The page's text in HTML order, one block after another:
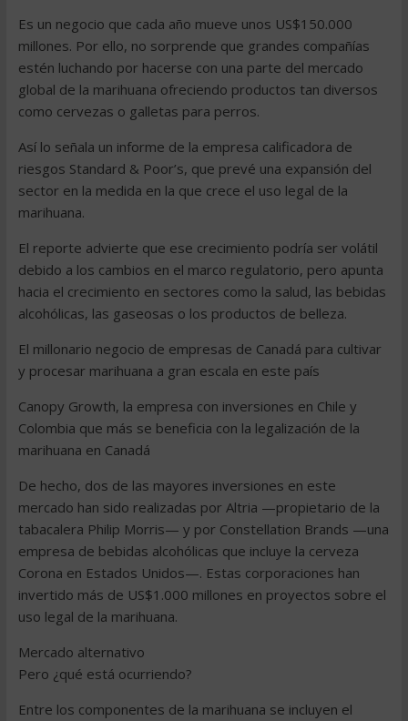
Es un negocio que cada año mueve unos US$150.000
millones. Por ello, no sorprende que grandes compañías
estén luchando por hacerse con una parte del mercado
global de la marihuana ofreciendo productos tan diversos
como cervezas o galletas para perros.
Así lo señala un informe de la empresa calificadora de
riesgos Standard & Poor’s, que prevé una expansión del
sector en la medida en la que crece el uso legal de la
marihuana.
El reporte advierte que ese crecimiento podría ser volátil
debido a los cambios en el marco regulatorio, pero apunta
hacia el crecimiento en sectores como la salud, las bebidas
alcohólicas, las gaseosas o los productos de belleza.
El millonario negocio de empresas de Canadá para cultivar
y procesar marihuana a gran escala en este país
Canopy Growth, la empresa con inversiones en Chile y
Colombia que más se beneficia con la legalización de la
marihuana en Canadá
De hecho, dos de las mayores inversiones en este
mercado han sido realizadas por Altria —propietario de la
tabacalera Philip Morris— y por Constellation Brands —una
empresa de bebidas alcohólicas que incluye la cerveza
Corona en Estados Unidos—. Estas corporaciones han
invertido más de US$1.000 millones en proyectos sobre el
uso legal de la marihuana.
Mercado alternativo
Pero ¿qué está ocurriendo?
Entre los componentes de la marihuana se incluyen el